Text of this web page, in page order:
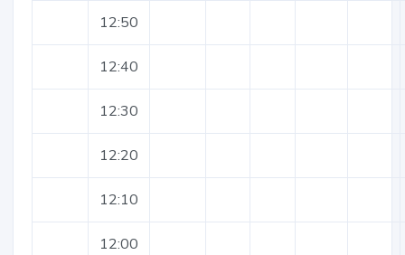
12:50
12:40
12:30
12:20
12:10
12:00